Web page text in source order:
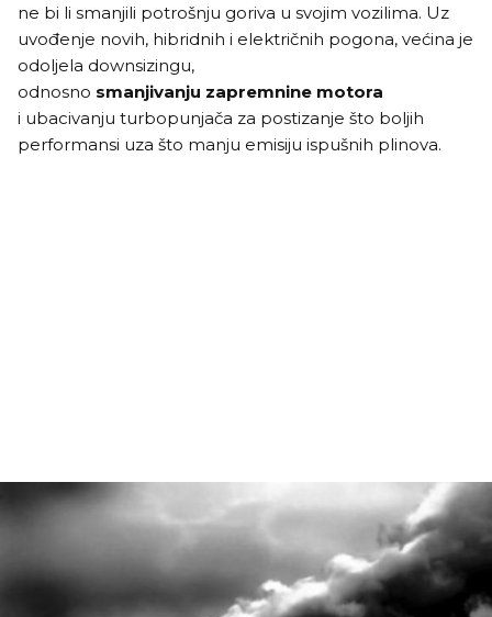
ne bi li smanjili potrošnju goriva u svojim vozilima. Uz
uvođenje novih, hibridnih i električnih pogona, većina je
odoljela downsizingu,
odnosno smanjivanju zapremnine motora
i ubacivanju turbopunjača za postizanje što boljih
performansi uza što manju emisiju ispušnih plinova.